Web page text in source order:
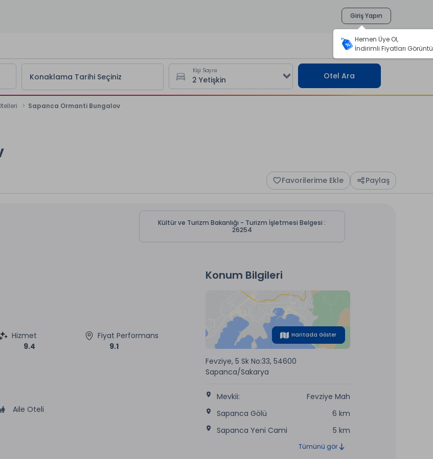
Giriş Yapın
Konaklama Tarihi Seçiniz
Kişi Sayısı
Otel Ara
Sapanca Ormanti Bungalov
Favorilerime Ekle Paylaş
Kültür ve Turizm Bakanlığı - Turizm İşletmesi Belgesi :
26254
Hizmet
9.4
Fiyat Performans
9.1
Aile Oteli
Konum Bilgileri
Haritada Göster
Fevziye, 5 Sk No:33, 54600
Sapanca/Sakarya
Mevkii:
Fevziye Mah
Sapanca Gölü
6 km
Sapanca Yeni Cami
5 km
Tümünü gör
Hemen Üye Ol,
İndirimli Fiyatları